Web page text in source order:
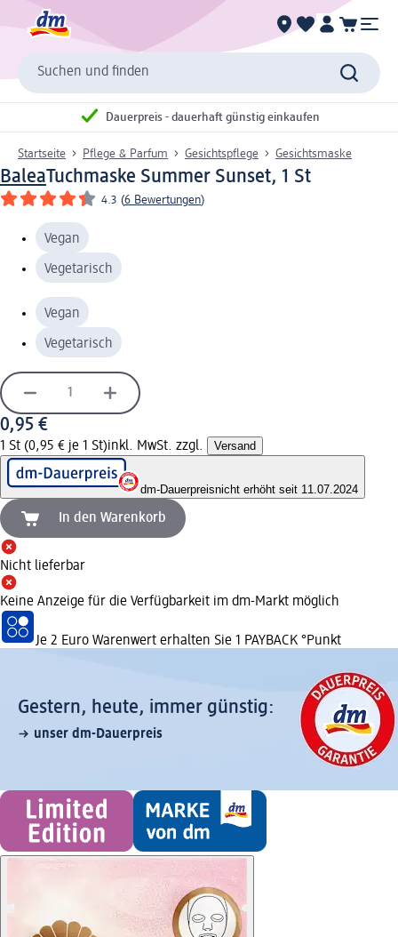
Suchen und finden
Dauerpreis - dauerhaft günstig einkaufen
Startseite Pflege & Parfum Gesichtspflege Gesichtsmaske
BaleaTuchmaske Summer Sunset, 1 St
4.3 (6 Bewertungen)
Vegan
Vegetarisch
Vegan
Vegetarisch
0,95 €
1 St (0,95 € je 1 St)inkl. MwSt. zzgl. Versand
dm-Dauerpreisnicht erhöht seit 11.07.2024
In den Warenkorb
Nicht lieferbar
Keine Anzeige für die Verfügbarkeit im dm-Markt möglich
Je 2 Euro Warenwert erhalten Sie 1 PAYBACK °Punkt
Gestern, heute, immer günstig:
unser dm-Dauerpreis